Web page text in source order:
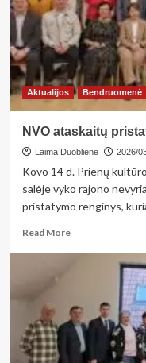
Aktualijos Bendruomenė
NVO ataskaitų
Laima Duoblienė 2026/
Kovo 14 d. Prienų
salėje vyko rajono
pristatymo renginys,
Read MoreRead
pristatymas
atskleidė
veiklų
įvairovę